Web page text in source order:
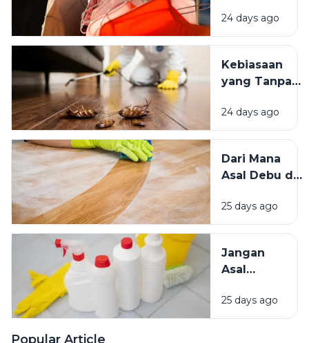
Kesejahteraan
Kita?
atau Di
Tempat
Mana yang
Lebih
24 days ago
Kebiasaan
yang Tanpa
Mengundang
Kecoak,
Hama
Lainnya Ke
24 days ago
Dari Mana
Asal Debu di
Kenali
Penyebab
Mengatasinya
25 days ago
Jangan
Asal
Bahan
Pembersih
25 days ago
Popular Article